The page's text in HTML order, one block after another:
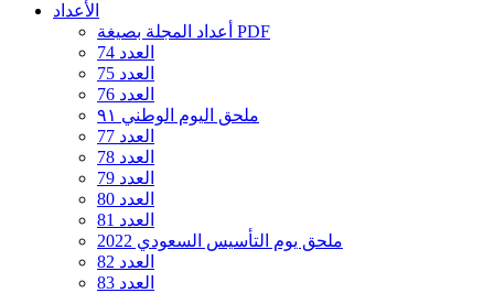
الأعداد
أعداد المجلة بصيغة PDF
العدد 74
العدد 75
العدد 76
ملحق اليوم الوطني ٩١
العدد 77
العدد 78
العدد 79
العدد 80
العدد 81
ملحق يوم التأسيس السعودي 2022
العدد 82
العدد 83